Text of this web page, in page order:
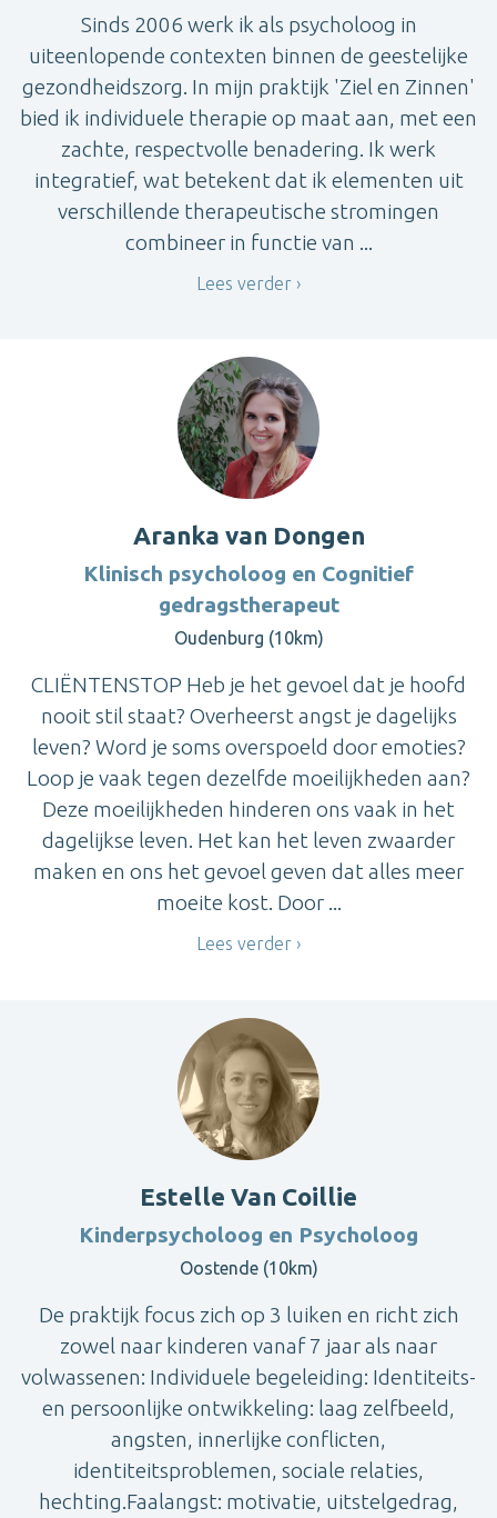
Sinds 2006 werk ik als psycholoog in
uiteenlopende contexten binnen de geestelijke
gezondheidszorg. In mijn praktijk 'Ziel en Zinnen'
bied ik individuele therapie op maat aan, met een
zachte, respectvolle benadering. Ik werk
integratief, wat betekent dat ik elementen uit
verschillende therapeutische stromingen
combineer in functie van ...
Lees verder
Aranka van Dongen
Klinisch psycholoog en Cognitief
gedragstherapeut
Oudenburg (10km)
CLIËNTENSTOP Heb je het gevoel dat je hoofd
nooit stil staat? Overheerst angst je dagelijks
leven? Word je soms overspoeld door emoties?
Loop je vaak tegen dezelfde moeilijkheden aan?
Deze moeilijkheden hinderen ons vaak in het
dagelijkse leven. Het kan het leven zwaarder
maken en ons het gevoel geven dat alles meer
moeite kost. Door ...
Lees verder
Estelle Van Coillie
Kinderpsycholoog en Psycholoog
Oostende (10km)
De praktijk focus zich op 3 luiken en richt zich
zowel naar kinderen vanaf 7 jaar als naar
volwassenen: Individuele begeleiding: Identiteits-
en persoonlijke ontwikkeling: laag zelfbeeld,
angsten, innerlijke conflicten,
identiteitsproblemen, sociale relaties,
hechting.Faalangst: motivatie, uitstelgedrag,